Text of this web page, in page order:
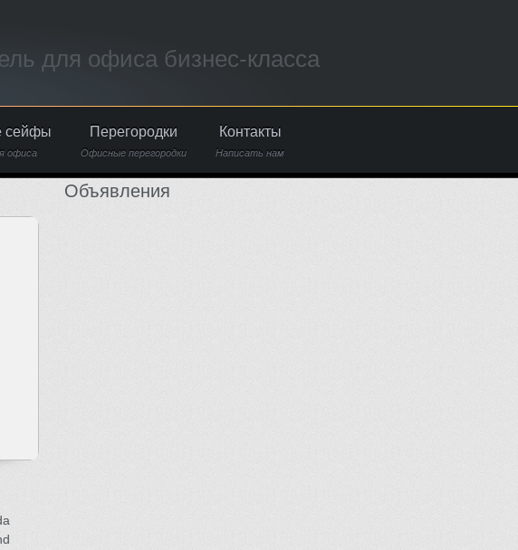
для офиса бизнес-класса
сейфы
офиса
Перегородки
Офисные перегородки
Контакты
Написать нам
Объявления